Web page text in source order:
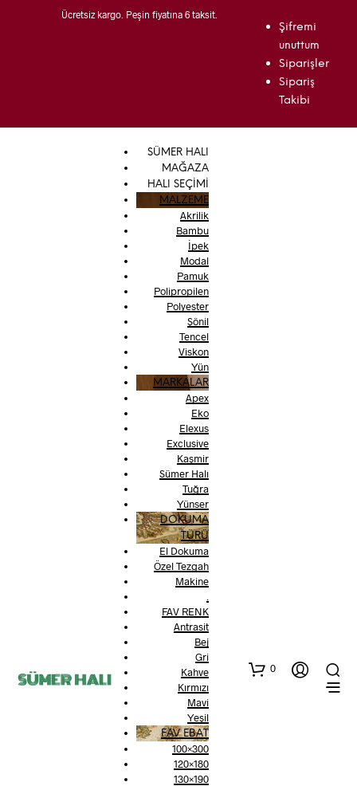
Ücretsiz kargo. Peşin fiyatına 6 taksit.
Şifremi
unuttum
Siparişler
Sipariş
Takibi
SÜMER HALI
MAĞAZA
HALI SEÇİMİ
MALZEME
Akrilik
Bambu
İpek
Modal
Pamuk
Polipropilen
Polyester
Şönil
Tencel
Viskon
Yün
MARKALAR
Apex
Eko
Elexus
Exclusive
Kaşmir
Sümer Halı
Tuğra
Yünser
DOKUMA
TÜRÜ
El Dokuma
Özel Tezgah
Makine
FAV RENK
Antrasit
Bej
Gri
Kahve
Kırmızı
Mavi
Yeşil
FAV EBAT
100×300
120×180
130×190
0